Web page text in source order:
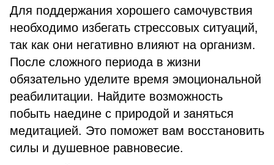
Для поддержания хорошего самочувствия
необходимо избегать стрессовых ситуаций,
так как они негативно влияют на организм.
После сложного периода в жизни
обязательно уделите время эмоциональной
реабилитации. Найдите возможность
побыть наедине с природой и заняться
медитацией. Это поможет вам восстановить
силы и душевное равновесие.